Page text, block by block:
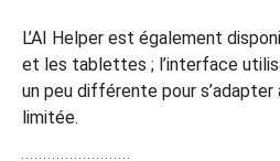
L’AI Helper est également
et les tablettes ; l’interface
un peu différente pour s’adapter
limitée.